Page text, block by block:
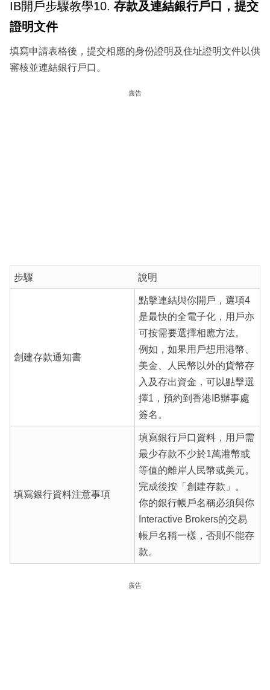
IB開戶步驟教學10. 存款及連結銀行戶口，提交
證明文件
填寫申請表格後，提交相應的身份證明及住址證明文件以供
審核並連結銀行戶口。
廣告
步驟 說明
創建存款通知書
點擊連結與你開戶，選項4
是最快的全電子化，用戶亦
可按需要選擇相應方法。
例如，如果用戶想用港幣、
美金、人民幣以外的貨幣存
入及存出資金，可以點擊選
擇1，預約到香港IB辦事處
簽名。
填寫銀行資料注意事項
填寫銀行戶口資料，用戶需
最少存款不少於1萬港幣或
等值的離岸人民幣或美元。
完成後按「創建存款」。
你的銀行帳戶名稱必須與你
Interactive Brokers的交易
帳戶名稱一樣，否則不能存
款。
廣告